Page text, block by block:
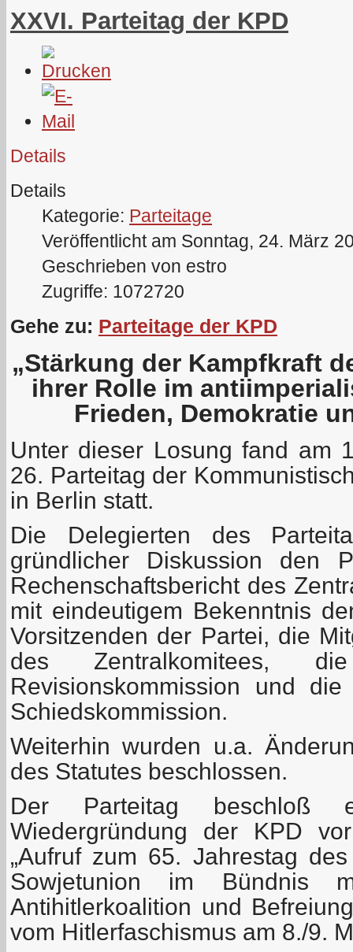
XXVI. Parteitag der KPD
Details
Details
Kategorie: Parteitage
Veröffentlicht am Sonntag, 24. März
Geschrieben von estro
Zugriffe: 1072720
Gehe zu: Parteitage der KPD
„Stärkung der Kampfkraft
ihrer Rolle im
Frieden, Demokratie
Unter dieser Losung fand am
26. Parteitag der
in Berlin statt.
Die Delegierten des
gründlicher Diskussion den
Rechenschaftsbericht des
mit eindeutigem Bekenntnis
Vorsitzenden der Partei, die
des Zentralkomitees,
Revisionskommission und
Schiedskommission.
Weiterhin wurden u.a.
des Statutes beschlossen.
Der Parteitag beschloß
Wiedergründung der KPD
„Aufruf zum 65. Jahrestag
Sowjetunion im Bündnis
Antihitlerkoalition und
vom Hitlerfaschismus am 8./9.